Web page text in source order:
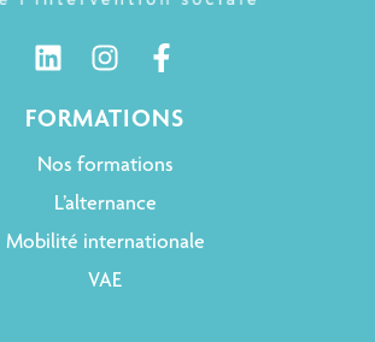
FORMATIONS
Nos formations
L’alternance
Mobilité internationale
VAE